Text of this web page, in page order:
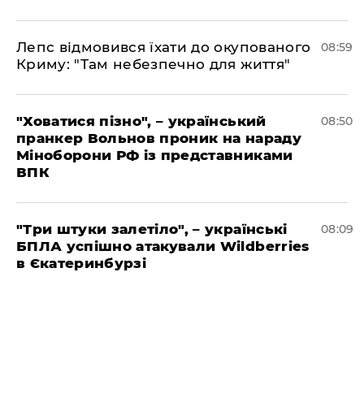
Лепс відмовився їхати до окупованого
Криму: "Там небезпечно для життя"
08:59
"Ховатися пізно", – український
пранкер Вольнов проник на нараду
Міноборони РФ із представниками
ВПК
08:50
"Три штуки залетіло", – українські
БПЛА успішно атакували Wildberries
в Єкатеринбурзі
08:09